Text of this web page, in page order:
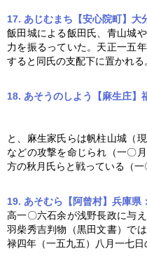
17. あじむまち【安心院町】大
飯田城による飯田氏、青山城
力を振るっていた。天正一五年
すると同氏の支配下に置かれる
18. あそうのしよう【麻生庄】
と、麻生家氏らは帆柱山城（
などの攻撃を命じられ（一〇
方の秋月氏らと戦っている（一
19. あそむら【阿曾村】兵庫県
高一〇六石余が浅野長政に与
羽柴秀吉判物（黒田文書）で
禄四年（一五九五）八月一七日